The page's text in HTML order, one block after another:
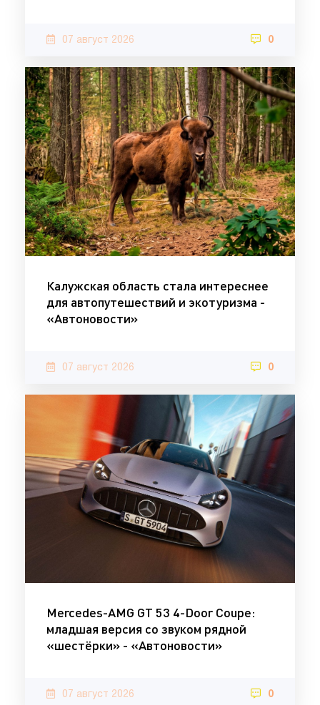
07 август 2026 0
Калужская область стала интереснее
для автопутешествий и экотуризма -
«Автоновости»
07 август 2026 0
Mercedes-AMG GT 53 4-Door Coupe:
младшая версия со звуком рядной
«шестёрки» - «Автоновости»
07 август 2026 0